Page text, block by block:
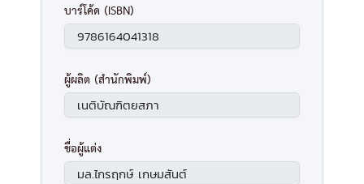
บาร์โค้ด (ISBN)
ผู้ผลิต (สำนักพิมพ์)
ชื่อผู้แต่ง